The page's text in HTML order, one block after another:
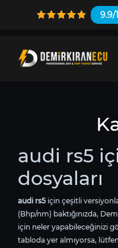
9.9/
audi rs5
dosyaları
audi rs5 için çeşitli
(Bhp/nm) baktığınızda,
için neler yapabileceğinizi
tabloda yer almıyorsa,